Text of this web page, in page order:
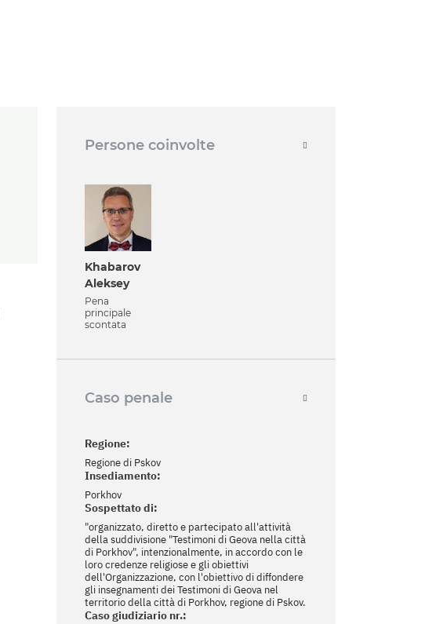
Persone coinvolte
Khabarov
Aleksey
Pena
principale
scontata
Caso penale
Regione:
Regione di Pskov
Insediamento:
Porkhov
Sospettato di:
"organizzato, diretto e partecipato all'attività
della suddivisione "Testimoni di Geova nella città
di Porkhov", intenzionalmente, in accordo con le
loro credenze religiose e gli obiettivi
dell'Organizzazione, con l'obiettivo di diffondere
gli insegnamenti dei Testimoni di Geova nel
territorio della città di Porkhov, regione di Pskov.
Caso giudiziario nr.: